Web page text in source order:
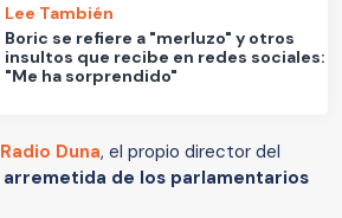
Lee También
Boric se refiere a "merluzo" y otros
insultos que recibe en redes sociales:
"Me ha sorprendido"
Radio Duna, el propio director del
arremetida de los parlamentarios